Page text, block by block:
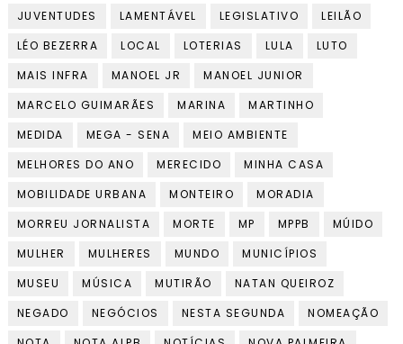
JUVENTUDES
LAMENTÁVEL LEGISLATIVO
LEILÃO
LÉO BEZERRA
LOCAL LOTERIAS LULA
LUTO
MAIS INFRA
MANOEL JR
MANOEL JUNIOR
MARCELO GUIMARÃES
MARINA
MARTINHO
MEDIDA
MEGA - SENA
MEIO AMBIENTE
MELHORES DO ANO
MERECIDO
MINHA CASA
MOBILIDADE URBANA
MONTEIRO
MORADIA
MORREU JORNALISTA
MORTE MP MPPB
MÚIDO
MULHER
MULHERES MUNDO
MUNICÍPIOS
MUSEU
MÚSICA MUTIRÃO
NATAN QUEIROZ
NEGADO
NEGÓCIOS NESTA SEGUNDA
NOMEAÇÃO